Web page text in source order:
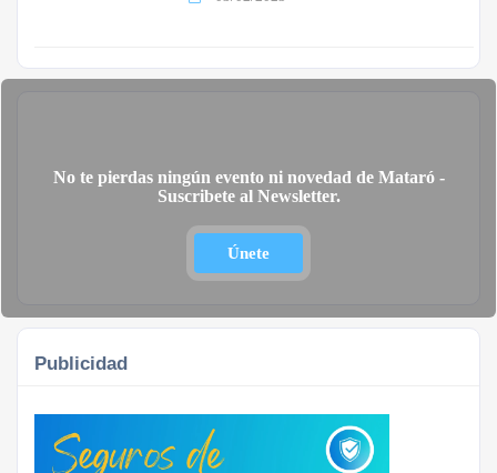
No te pierdas ningún evento ni novedad de Mataró -
Suscribete al Newsletter.
Únete
Publicidad